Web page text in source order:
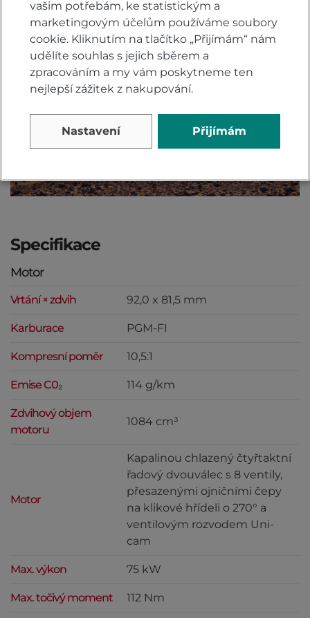
plně uživatelský režim, a to ve všech parametrech.
Specifikace
Motor
Vrtání × zdvih 92,0 x 81,5 mm
Karburace PGM-FI
Kompresní poměr 10,5:1
Emise C0₂ 114 g/km
Zdvihový objem
motoru
1084 cm³
Motor
Kapalinou chlazený čtyřtaktní
řadový dvouválec s 8 ventily,
přesazenými ojničními čepy
na klikové hřídeli o 270° a
ventilovým rozvodem Uni-
cam
Max. výkon 75 kW
Max. točivý moment 112 Nm
vašim potřebám, ke statistickým a
marketingovým účelům používáme soubory
cookie. Kliknutím na tlačítko „Přijímám“ nám
udělíte souhlas s jejich sběrem a
zpracováním a my vám poskytneme ten
nejlepší zážitek z nakupování.
Nastavení Přijímám